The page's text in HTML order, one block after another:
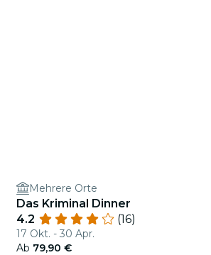
Mehrere Orte
Das Kriminal Dinner
4.2
(16)
17 Okt. - 30 Apr.
Ab 79,90 €